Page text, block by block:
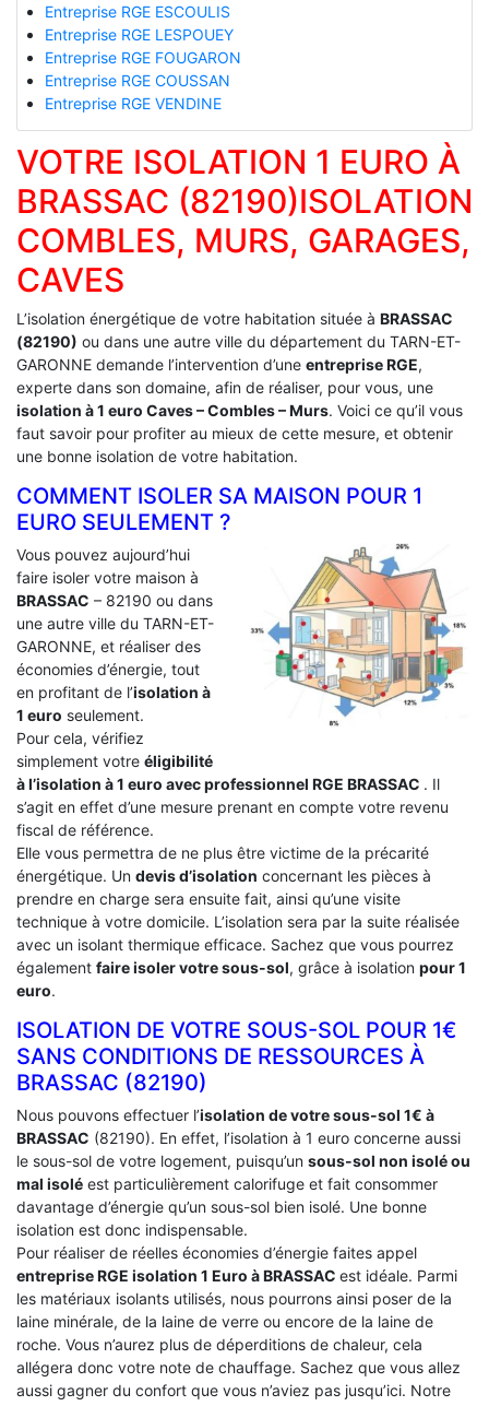
Entreprise RGE ESCOULIS
Entreprise RGE LESPOUEY
Entreprise RGE FOUGARON
Entreprise RGE COUSSAN
Entreprise RGE VENDINE
VOTRE ISOLATION 1 EURO À
BRASSAC (82190)ISOLATION
COMBLES, MURS, GARAGES,
CAVES
L’isolation énergétique de votre habitation située à BRASSAC
(82190) ou dans une autre ville du département du TARN-ET-
GARONNE demande l’intervention d’une entreprise RGE,
experte dans son domaine, afin de réaliser, pour vous, une
isolation à 1 euro Caves – Combles – Murs. Voici ce qu’il vous
faut savoir pour profiter au mieux de cette mesure, et obtenir
une bonne isolation de votre habitation.
COMMENT ISOLER SA MAISON POUR 1
EURO SEULEMENT ?
Vous pouvez aujourd’hui
faire isoler votre maison à
BRASSAC – 82190 ou dans
une autre ville du TARN-ET-
GARONNE, et réaliser des
économies d’énergie, tout
en profitant de l’isolation à
1 euro seulement.
Pour cela, vérifiez
simplement votre éligibilité
à l’isolation à 1 euro avec professionnel RGE BRASSAC . Il
s’agit en effet d’une mesure prenant en compte votre revenu
fiscal de référence.
Elle vous permettra de ne plus être victime de la précarité
énergétique. Un devis d’isolation concernant les pièces à
prendre en charge sera ensuite fait, ainsi qu’une visite
technique à votre domicile. L’isolation sera par la suite réalisée
avec un isolant thermique efficace. Sachez que vous pourrez
également faire isoler votre sous-sol, grâce à isolation pour 1
euro.
ISOLATION DE VOTRE SOUS-SOL POUR 1€
SANS CONDITIONS DE RESSOURCES À
‎BRASSAC (82190)
Nous pouvons effectuer l’isolation de votre sous-sol 1€ à
BRASSAC (82190). En effet, l’isolation à 1 euro concerne aussi
le sous-sol de votre logement, puisqu’un sous-sol non isolé ou
mal isolé est particulièrement calorifuge et fait consommer
davantage d’énergie qu’un sous-sol bien isolé. Une bonne
isolation est donc indispensable.
Pour réaliser de réelles économies d’énergie faites appel
entreprise RGE isolation 1 Euro à BRASSAC est idéale. Parmi
les matériaux isolants utilisés, nous pourrons ainsi poser de la
laine minérale, de la laine de verre ou encore de la laine de
roche. Vous n’aurez plus de déperditions de chaleur, cela
allégera donc votre note de chauffage. Sachez que vous allez
aussi gagner du confort que vous n’aviez pas jusqu’ici. Notre